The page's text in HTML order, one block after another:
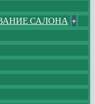
САЛОНА +